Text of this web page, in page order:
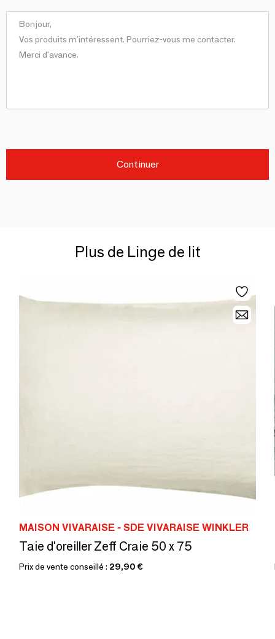
Continuer
Plus de Linge de lit
MAISON VIVARAISE - SDE VIVARAISE WINKLER
Taie d'oreiller Zeff Craie 50 x 75
Prix de vente conseillé : 29,90 €